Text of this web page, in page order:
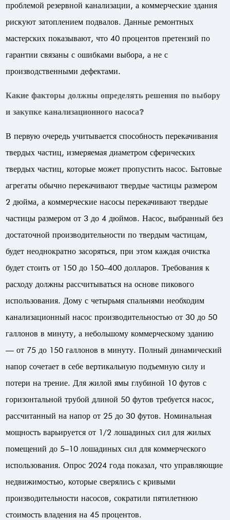
проблемой резервной канализации, а коммерческие здания
рискуют затоплением подвалов. Данные ремонтных
мастерских показывают, что 40 процентов претензий по
гарантии связаны с ошибками выбора, а не с
производственными дефектами.
Какие факторы должны определять решения по выбору
и закупке канализационного насоса?
В первую очередь учитывается способность перекачивания
твердых частиц, измеряемая диаметром сферических
твердых частиц, которые может пропустить насос. Бытовые
агрегаты обычно перекачивают твердые частицы размером
2 дюйма, а коммерческие насосы перекачивают твердые
частицы размером от 3 до 4 дюймов. Насос, выбранный без
достаточной производительности по твердым частицам,
будет неоднократно засоряться, при этом каждая очистка
будет стоить от 150 до 150–400 долларов. Требования к
расходу должны рассчитываться на основе пикового
использования. Дому с четырьмя спальнями необходим
канализационный насос производительностью от 30 до 50
галлонов в минуту, а небольшому коммерческому зданию
— от 75 до 150 галлонов в минуту. Полный динамический
напор сочетает в себе вертикальную подъемную силу и
потери на трение. Для жилой ямы глубиной 10 футов с
горизонтальной трубой длиной 50 футов требуется насос,
рассчитанный на напор от 25 до 30 футов. Номинальная
мощность варьируется от 1/2 лошадиных сил для жилых
помещений до 5–10 лошадиных сил для коммерческого
использования. Опрос 2024 года показал, что управляющие
недвижимостью, которые сверялись с кривыми
производительности насосов, сократили пятилетнюю
стоимость владения на 45 процентов.